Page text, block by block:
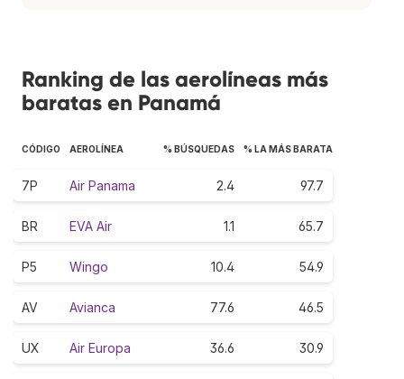
Ranking de las aerolíneas más
baratas en Panamá
CÓDIGO AEROLÍNEA % BÚSQUEDAS % LA MÁS BARATA
7P Air Panama 2.4 97.7
BR EVA Air 1.1 65.7
P5 Wingo 10.4 54.9
AV Avianca 77.6 46.5
UX Air Europa 36.6 30.9